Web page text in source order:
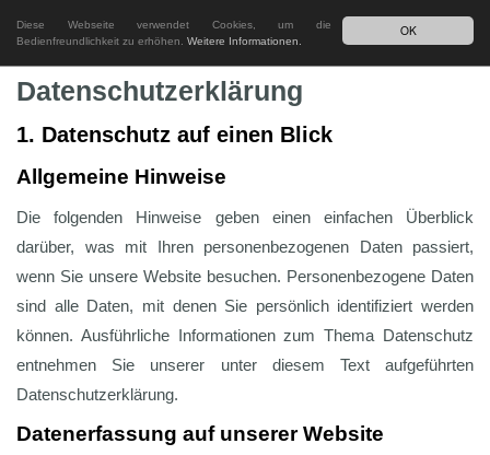
OK
Diese Webseite verwendet Cookies, um die
Bedienfreundlichkeit zu erhöhen. Weitere Informationen.
FahrRadCenter Tendick
Datenschutzerklärung
1. Datenschutz auf einen Blick
Allgemeine Hinweise
Die folgenden Hinweise geben einen einfachen Überblick
darüber, was mit Ihren personenbezogenen Daten passiert,
wenn Sie unsere Website besuchen. Personenbezogene Daten
sind alle Daten, mit denen Sie persönlich identifiziert werden
können. Ausführliche Informationen zum Thema Datenschutz
entnehmen Sie unserer unter diesem Text aufgeführten
Datenschutzerklärung.
Datenerfassung auf unserer Website